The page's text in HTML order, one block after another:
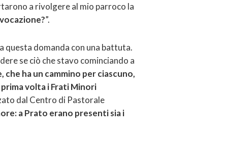
a rivolgere al mio parroco la
”.
questa domanda con una battuta.
se ciò che stavo cominciando a
che ha un cammino per ciascuno,
volta i Frati Minori
dal Centro di Pastorale
a Prato erano presenti sia i